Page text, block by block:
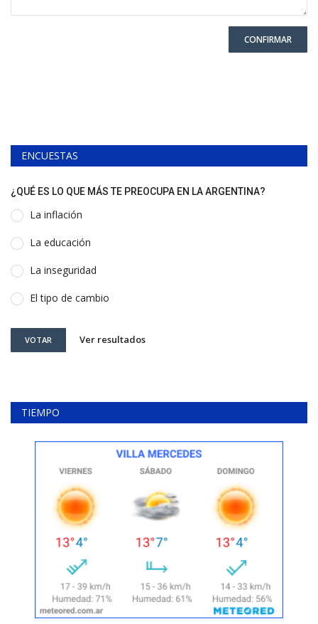
CONFIRMAR
ENCUESTAS
¿QUÉ ES LO QUE MÁS TE PREOCUPA EN LA ARGENTINA?
La inflación
La educación
La inseguridad
El tipo de cambio
VOTAR Ver resultados
TIEMPO